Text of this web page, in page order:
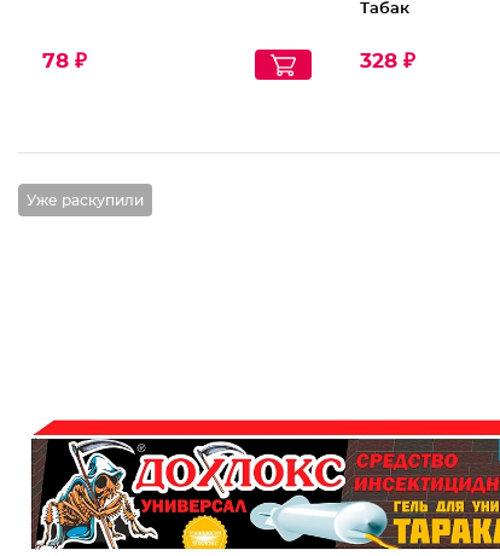
78 ₽
Табак
328 ₽
Уже раскупили